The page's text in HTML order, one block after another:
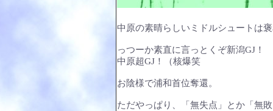
中原の素晴らしいミドルシュートは
っつーか素直に言っとくぞ新潟GJ！
中原超GJ！（核爆笑
お陰様で浦和首位奪還。
ただやっぱり、「無失点」とか「無